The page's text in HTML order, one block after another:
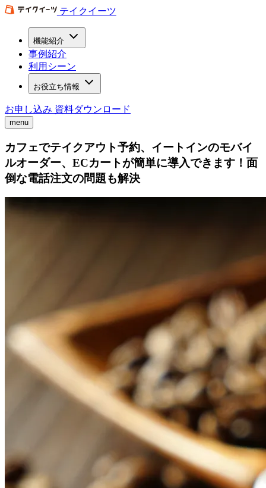
テイクイーツ
機能紹介
事例紹介
利用シーン
お役立ち情報
お申し込み 資料ダウンロード
menu
カフェでテイクアウト予約、イートインのモバイ
ルオーダー、ECカートが簡単に導入できます！面
倒な電話注文の問題も解決